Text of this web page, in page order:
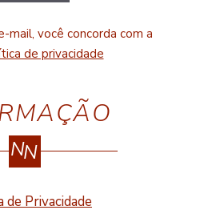
mail, você concorda com a
de privacidade
NN
de Privacidade